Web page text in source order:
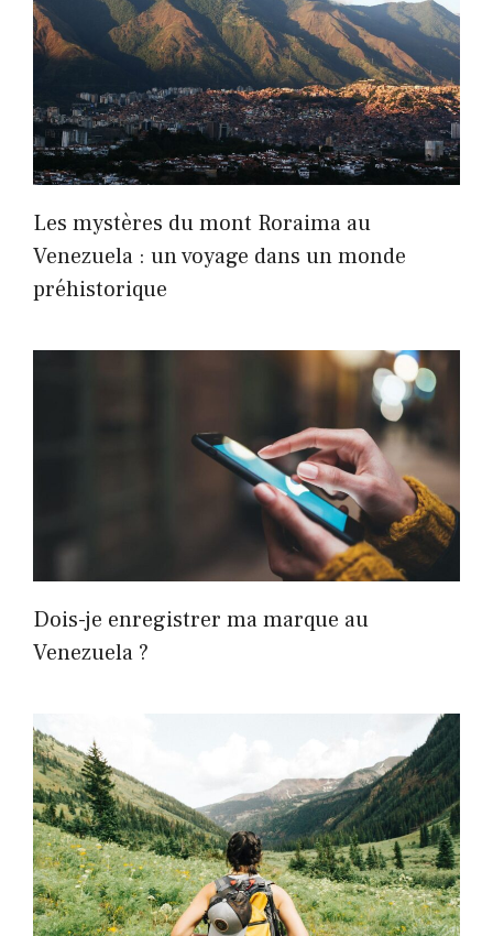
Les mystères du mont Roraima au
Venezuela : un voyage dans un monde
préhistorique
Dois-je enregistrer ma marque au
Venezuela ?